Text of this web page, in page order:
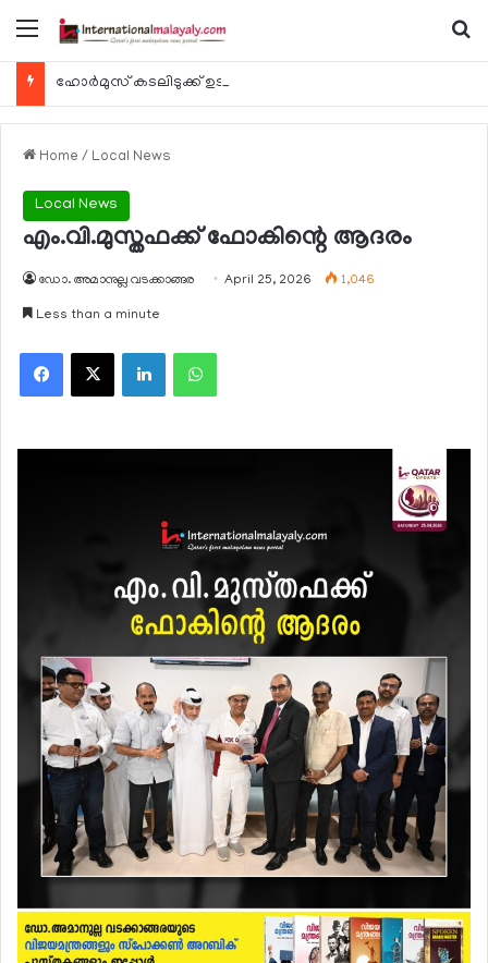
Menu
ഹോര്‍മുസ് കടലിടുക്ക് ഉടന്‍ തുറന്നേക്കും
Home / Local News
Local News
എം.വി.മുസ്തഫക്ക് ഫോകിന്റെ ആദരം
ഡോ. അമാനുല്ല വടക്കാങ്ങര April 25, 2026 1,046
Less than a minute
Facebook
X LinkedInWhatsApp